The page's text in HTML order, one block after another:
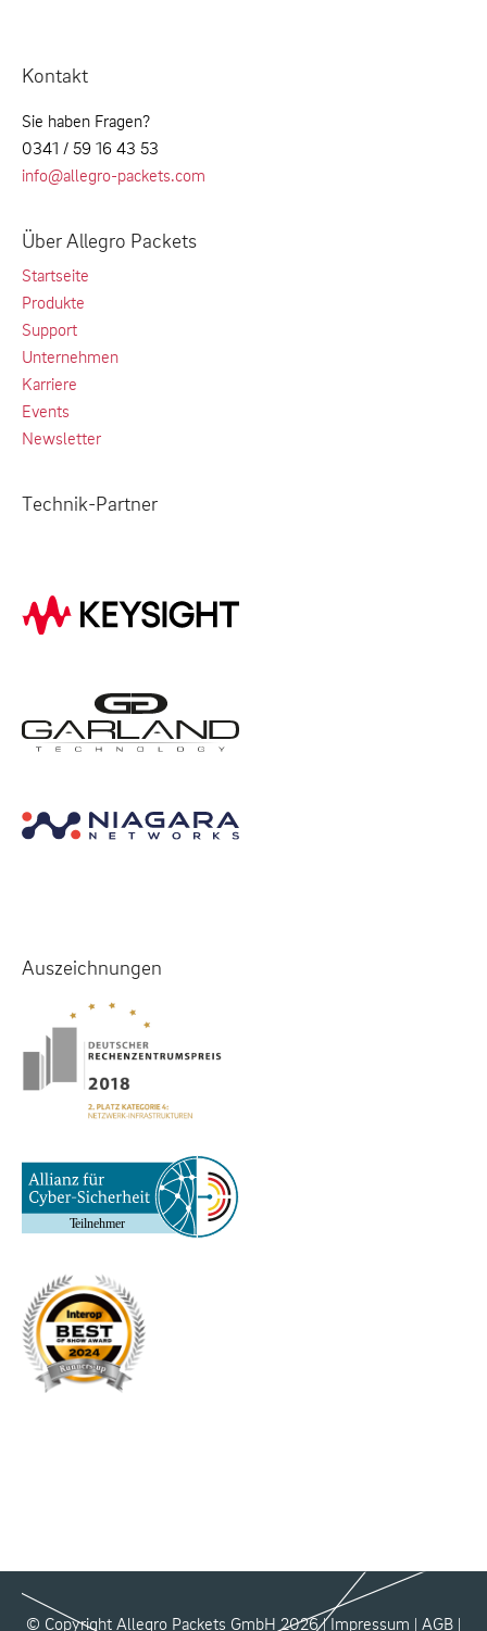
Kontakt
Sie haben Fragen?
0341 / 59 16 43 53
info@allegro-packets.com
Über Allegro Packets
Startseite
Produkte
Support
Unternehmen
Karriere
Events
Newsletter
Technik-Partner
Auszeichnungen
© Copyright Allegro Packets GmbH 2026 |Impressum | AGB |